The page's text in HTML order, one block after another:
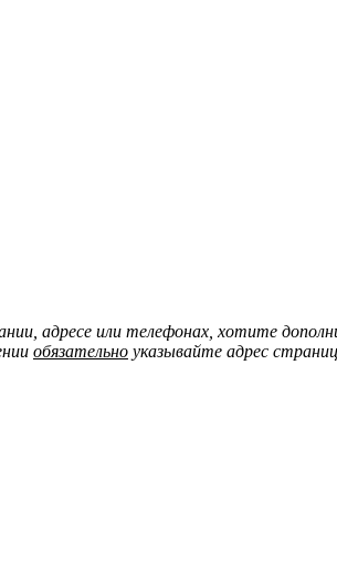
адресе или телефонах, хотите
обязательно указывайте адрес